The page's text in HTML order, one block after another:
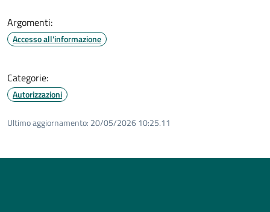
Argomenti:
Accesso all'informazione
Categorie:
Autorizzazioni
Ultimo aggiornamento: 20/05/2026 10:25.11